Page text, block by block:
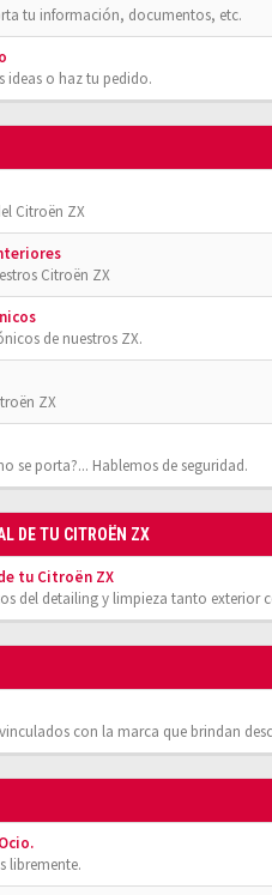
tu información, documentos, etc.
ideas o haz tu pedido.
Citroën ZX
Citroën ZX
de nuestros ZX.
ZX
se porta?... Hablemos de seguridad.
DE TU CITROËN ZX
tu Citroën ZX
del detailing y limpieza tanto exterior
con la marca que brindan
libremente.